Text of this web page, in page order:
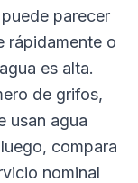
parecer
rápidamente o
es alta.
de grifos,
usan agua
compara
nominal